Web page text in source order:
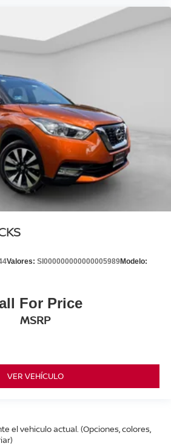
Valores: SI000000000000005989Modelo:
For Price
MSRP
VER VEHÍCULO
el vehiculo actual. (Opciones, colores,